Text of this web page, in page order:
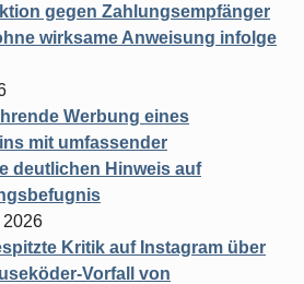
gegen Zahlungsempfänger
wirksame Anweisung infolge
Werbung eines
mit umfassender
deutlichen Hinweis auf
2026
Kritik auf Instagram über
Vorfall von